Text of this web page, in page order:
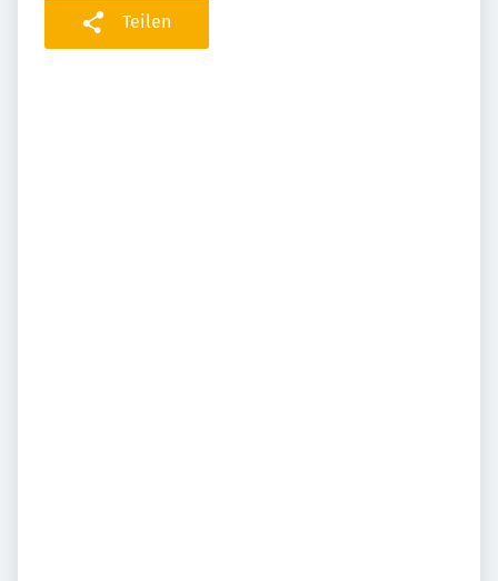
Teilen